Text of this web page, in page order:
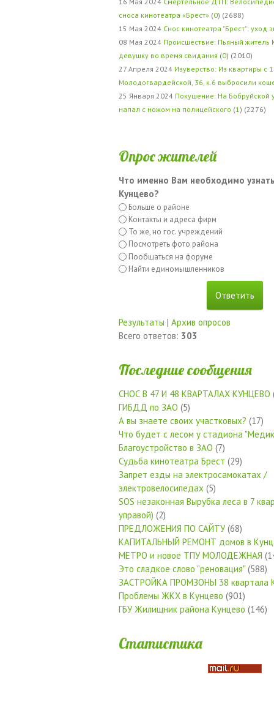
сноса кинотеатра «Брест» (0) (2688)
15 Мая 2024 Снос кинотеатра "Брест": уход
08 Мая 2024 Происшествие: Пьяный житель
девушку во время свидания (0) (2010)
27 Апреля 2024 Изуверство: Из квартиры с
Молодогвардейской, 36, к.6 выбросили
25 Января 2024 Покушение: На Бобруйской
напал с ножом на полицейского (1 ) (2276)
Опрос жителей
Что именно Вам необходимо
Кунцево?
Больше о районе
Контакты и адреса фирм
То же, но гос. учреждений
Посмотреть фото района
Пообщаться на форуме
Найти единомышленников
Результаты | Архив опросов
Всего ответов: 303
Последние сообщения
СНОС В 47 И 48 КВАРТАЛАХ КУНЦЕВО
ГИБДД по ЗАО (5)
А вы знаете своих участковых? (17)
Что будет с лесом у стадиона
Благоустройство в ЗАО (7)
Судьба кинотеатра Брест (29)
Запрет езды на электросамокатах /
электровелосипедах (5)
SOS незаконная Вырубка леса в 7
управой) (2)
ПРЕДЛОЖЕНИЯ ПО САЙТУ(68)
КАПИТАЛЬНЫЙ РЕМОНТ домов в
МЕТРО и новое ТПУ МОЛОДЕЖНАЯ
Это сладкое слово "реновация" (588)
ЗАСТРОЙКА ПРОМЗОНЫ 38 квартала
Проблемы ЖКХ в Кунцево (901)
ГБУ Жилищник района Кунцево (146)
Статистика